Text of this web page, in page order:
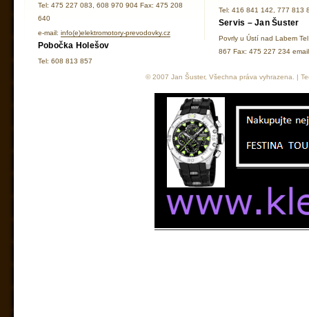
Tel: 475 227 083, 608 970 904 Fax: 475 208
640
e-mail: info(e)elektromotory-prevodovky.cz
Pobočka Holešov
Tel: 608 813 857
Tel: 416 841 142, 777 813
Servis – Jan Šuster
Povrly u Ústí nad Labem
867 Fax: 475 227 234
© 2007 Jan Šuster, Všechna práva vyhrazena. |